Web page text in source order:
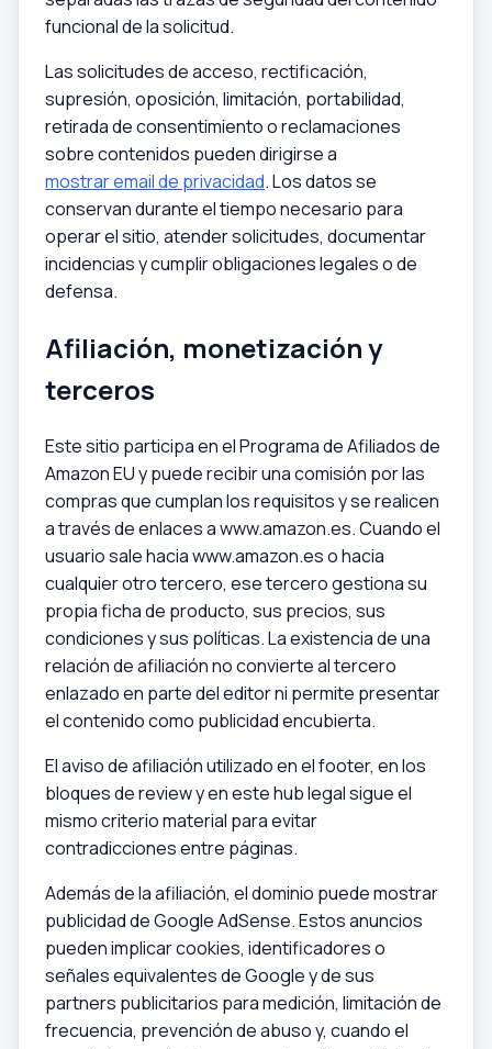
funcional de la solicitud.
Las solicitudes de acceso, rectificación,
supresión, oposición, limitación, portabilidad,
retirada de consentimiento o reclamaciones
sobre contenidos pueden dirigirse a
mostrar email de privacidad. Los datos se
conservan durante el tiempo necesario para
operar el sitio, atender solicitudes, documentar
incidencias y cumplir obligaciones legales o de
defensa.
Afiliación, monetización y
terceros
Este sitio participa en el Programa de Afiliados de
Amazon EU y puede recibir una comisión por las
compras que cumplan los requisitos y se realicen
a través de enlaces a www.amazon.es. Cuando el
usuario sale hacia www.amazon.es o hacia
cualquier otro tercero, ese tercero gestiona su
propia ficha de producto, sus precios, sus
condiciones y sus políticas. La existencia de una
relación de afiliación no convierte al tercero
enlazado en parte del editor ni permite presentar
el contenido como publicidad encubierta.
El aviso de afiliación utilizado en el footer, en los
bloques de review y en este hub legal sigue el
mismo criterio material para evitar
contradicciones entre páginas.
Además de la afiliación, el dominio puede mostrar
publicidad de Google AdSense. Estos anuncios
pueden implicar cookies, identificadores o
señales equivalentes de Google y de sus
partners publicitarios para medición, limitación de
frecuencia, prevención de abuso y, cuando el